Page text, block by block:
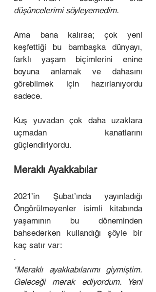
düşüncelerimi söyleyemedim.
Ama bana kalırsa; çok yeni
keşfettiği bu bambaşka dünyayı,
farklı yaşam biçimlerini enine
boyuna anlamak ve dahasını
görebilmek için hazırlanıyordu
sadece.
Kuş yuvadan çok daha uzaklara
uçmadan kanatlarını
güçlendiriyordu.
Meraklı Ayakkabılar
2021’in Şubat’ında yayınladığı
Öngörülmeyenler isimli kitabında
yaşamının bu döneminden
bahsederken kullandığı şöyle bir
kaç satır var:
.
“Meraklı ayakkabılarımı giymiştim.
Geleceği merak ediyordum. Yeni